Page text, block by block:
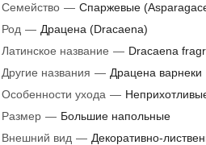
Семейство — Спаржевые
Род — Драцена (Dracaena)
Латинское название — Dracaena
Другие названия — Драцена варнеки
Особенности ухода —
Размер — Большие напольные
Внешний вид — Декоративно-